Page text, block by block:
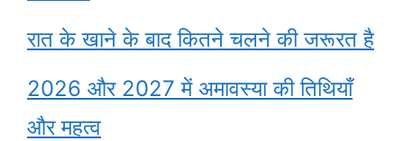
रात के खाने के बाद कितने चलने की जरूरत है
2026 और 2027 में अमावस्या की तिथियाँ
और महत्व